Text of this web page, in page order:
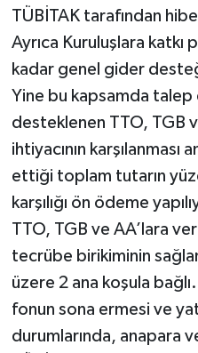
TÜBİTAK tarafından
Ayrıca Kuruluşlara katkı
kadar genel gider
Yine bu kapsamda
desteklenen TTO, TGB
ihtiyacının karşılanması
ettiği toplam tutarın
karşılığı ön ödeme
TTO, TGB ve AA’lara
tecrübe birikiminin
üzere 2 ana koşula
fonun sona ermesi ve
durumlarında, anapara